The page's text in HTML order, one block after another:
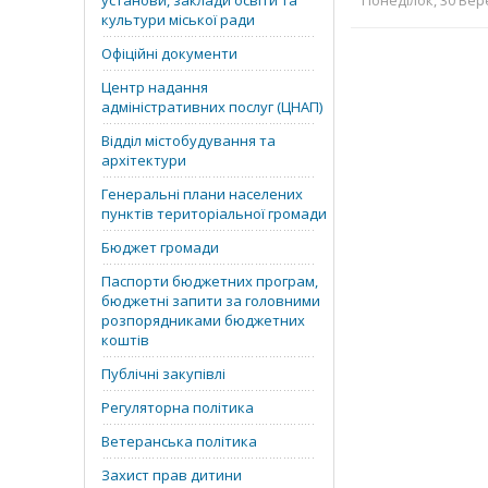
культури міської ради
Офіційні документи
Центр надання
адміністративних послуг (ЦНАП)
Відділ містобудування та
архітектури
Генеральні плани населених
пунктів територіальної громади
Бюджет громади
Паспорти бюджетних програм,
бюджетні запити за головними
розпорядниками бюджетних
коштів
Публічні закупівлі
Регуляторна політика
Ветеранська політика
Захист прав дитини